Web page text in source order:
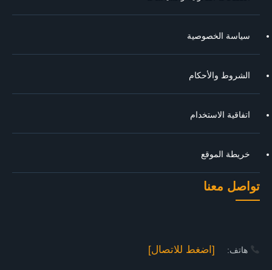
سياسة الخصوصية
الشروط والأحكام
اتفاقية الاستخدام
خريطة الموقع
تواصل معنا
هاتف: [اضغط للاتصال]